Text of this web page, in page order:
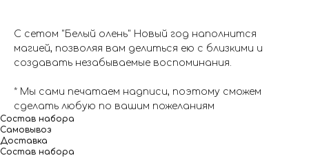
С сетом "Белый олень" Новый год наполнится
магией, позволяя вам делиться ею с близкими и
создавать незабываемые воспоминания.
* Мы сами печатаем надписи, поэтому сможем
сделать любую по вашим пожеланиям
Состав набора
Самовывоз
Доставка
Состав набора